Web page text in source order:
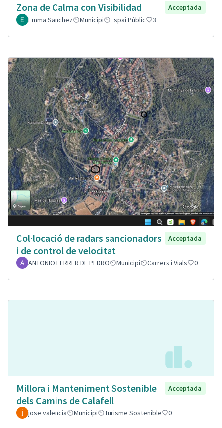
Zona de Calma con Visibilidad
Acceptada
Emma Sanchez
Municipi Espai Públic 3
Col·locació de radars sancionadors
i de control de velocitat
Acceptada
ANTONIO FERRER DE PEDRO Municipi Carrers i Vials 0
Millora i Manteniment Sostenible
dels Camins de Calafell
Acceptada
jose valencia Municipi Turisme Sostenible 0